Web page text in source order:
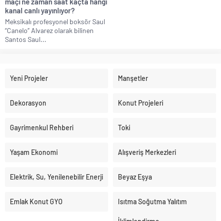
kanal canlı yayınlıyor?
Meksikalı profesyonel boksör Saul
“Canelo” Alvarez olarak bilinen
Santos Saul...
Yeni Projeler Manşetler
Dekorasyon Konut Projeleri
Gayrimenkul Rehberi Toki
Yaşam Ekonomi Alışveriş Merkezleri
Elektrik, Su, Yenilenebilir Enerji Beyaz Eşya
Emlak Konut GYO Isıtma Soğutma Yalıtım